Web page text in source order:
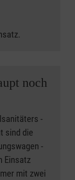
von
Uhr bis 16
(z. B. am
noch
-
sind die
-
Einsatz
mit zwei